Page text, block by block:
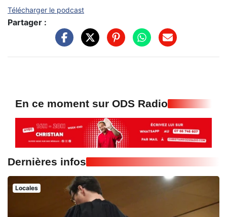
Télécharger le podcast
Partager :
En ce moment sur ODS Radio
Dernières infos
Locales